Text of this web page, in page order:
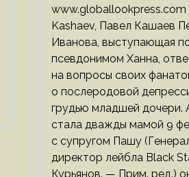
Kashaev, Павел Кашаев
Иванова, выступающая
псевдонимом Ханна,
на вопросы своих
о послеродовой
грудью младшей дочери.
стала дважды мамой 9
с супругом Пашу
директор лейбла Black
Курьянов. — Прим. ред.)